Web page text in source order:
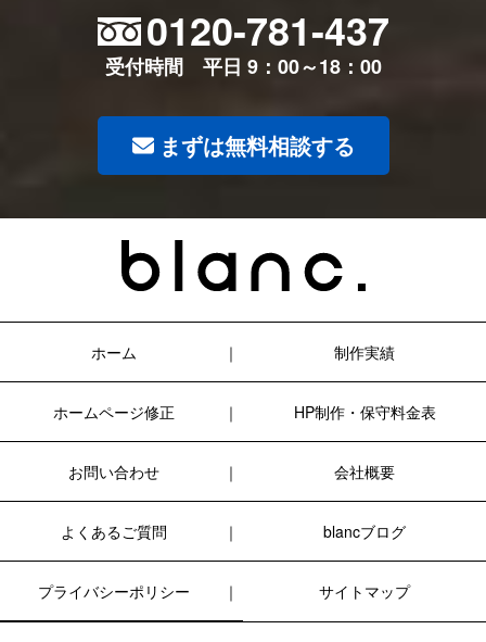
0120-781-437
受付時間 平日 9：00～18：00
まずは無料相談する
ホーム 制作実績
ホームページ修正 HP制作・保守料金表
お問い合わせ 会社概要
よくあるご質問 blancブログ
プライバシーポリシー サイトマップ